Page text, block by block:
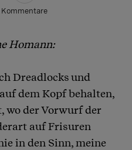
Kommentare
Homann:
Dreadlocks und
dem Kopf behalten,
wo der Vorwurf der
auf Frisuren
in den Sinn, meine